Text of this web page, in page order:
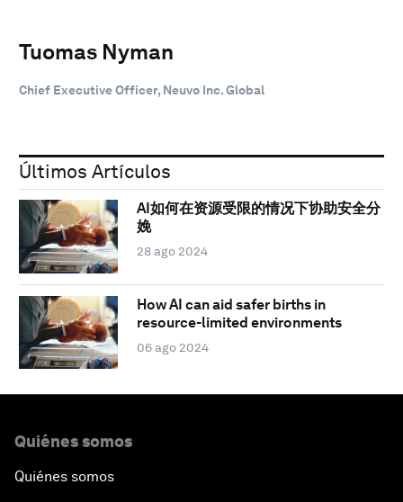
Tuomas Nyman
Chief Executive Officer, Neuvo Inc. Global
Últimos Artículos
AI如何在资源受限的情况下协助安全分
娩
28 ago 2024
How AI can aid safer births in
resource-limited environments
06 ago 2024
Quiénes somos
Quiénes somos